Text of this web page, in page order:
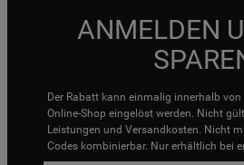
ANMELDEN
Der Rabatt kann einmalig innerhalb
Online-Shop eingelöst werden. Nicht
Leistungen und Versandkosten. Nicht
Codes kombinierbar. Nur erhältlich bei